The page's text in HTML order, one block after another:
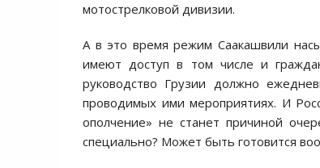
мотострелковой дивизии.
А в это время режим Саакашвили
имеют доступ в том числе и
руководство Грузии должно
проводимых ими мероприятиях. И
ополчение» не станет причиной
специально? Может быть готовится